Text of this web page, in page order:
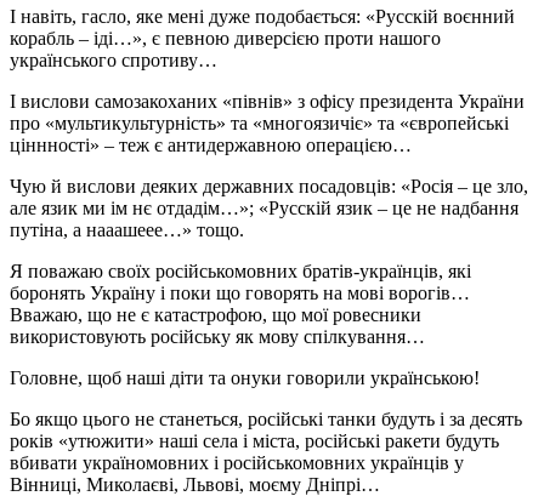
І навіть, гасло, яке мені дуже подобається: «Русскій воєнний
корабль – іді…», є певною диверсією проти нашого
українського спротиву…
І вислови самозакоханих «півнів» з офісу президента України
про «мультикультурність» та «многоязичіє» та «європейські
ціннності» – теж є антидержавною операцією…
Чую й вислови деяких державних посадовців: «Росія – це зло,
але язик ми ім нє отдадім…»; «Русскій язик – це не надбання
путіна, а нааашеее…» тощо.
Я поважаю своїх російськомовних братів-українців, які
боронять Україну і поки що говорять на мові ворогів…
Вважаю, що не є катастрофою, що мої ровесники
використовують російську як мову спілкування…
Головне, щоб наші діти та онуки говорили українською!
Бо якщо цього не станеться, російські танки будуть і за десять
років «утюжити» наші села і міста, російські ракети будуть
вбивати україномовних і російськомовних українців у
Вінниці, Миколаєві, Львові, моєму Дніпрі…